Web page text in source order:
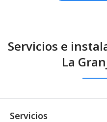
Servicios e
La
Servicios